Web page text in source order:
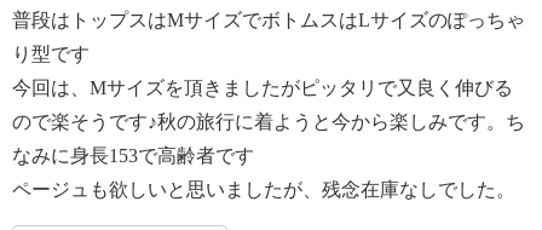
普段はトップスはMサイズでボトムスはLサイズのぽっちゃ
り型です
今回は、Mサイズを頂きましたがピッタリで又良く伸びる
ので楽そうです♪秋の旅行に着ようと今から楽しみです。ち
なみに身長153で高齢者です
ページュも欲しいと思いましたが、残念在庫なしでした。